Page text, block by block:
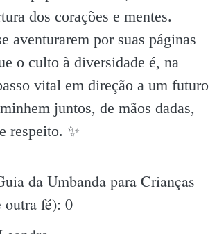
dos corações e mentes.
aventurarem por suas páginas
o culto à diversidade é, na
vital em direção a um futuro
juntos, de mãos dadas,
respeito. ✨️
da Umbanda para Crianças
outra fé): 0